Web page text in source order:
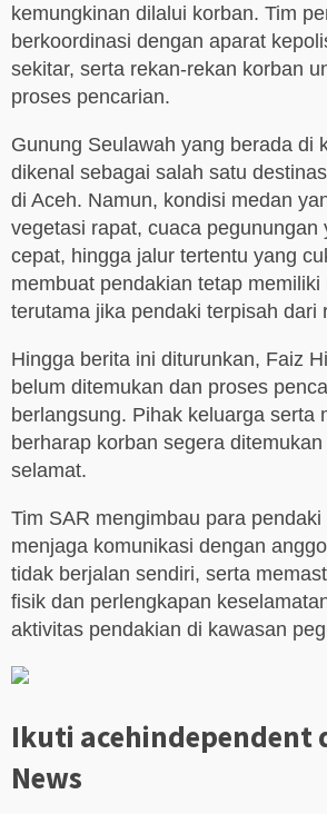
kemungkinan dilalui korban. Tim
berkoordinasi dengan aparat
sekitar, serta rekan-rekan korban
proses pencarian.
Gunung Seulawah yang berada di
dikenal sebagai salah satu
di Aceh. Namun, kondisi medan
vegetasi rapat, cuaca pegunungan
cepat, hingga jalur tertentu yang
membuat pendakian tetap memiliki
terutama jika pendaki terpisah dari
Hingga berita ini diturunkan, Faiz
belum ditemukan dan proses
berlangsung. Pihak keluarga serta
berharap korban segera
selamat.
Tim SAR mengimbau para
menjaga komunikasi dengan
tidak berjalan sendiri, serta
fisik dan perlengkapan
aktivitas pendakian di kawasan
Ikuti acehindependent
News